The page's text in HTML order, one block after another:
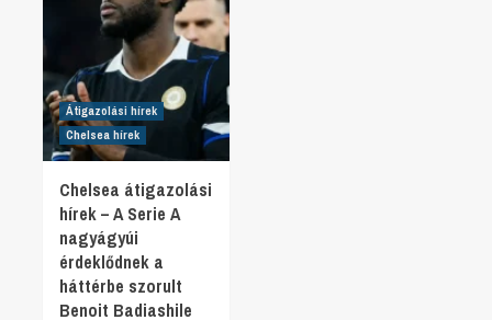
Átigazolási hírek
Chelsea hírek
Chelsea átigazolási
hírek – A Serie A
nagyágyúi
érdeklődnek a
háttérbe szorult
Benoit Badiashile